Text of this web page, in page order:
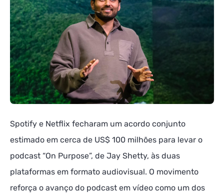
Spotify e Netflix fecharam um acordo conjunto
estimado em cerca de US$ 100 milhões para levar o
podcast “On Purpose”, de Jay Shetty, às duas
plataformas em formato audiovisual. O movimento
reforça o avanço do podcast em vídeo como um dos